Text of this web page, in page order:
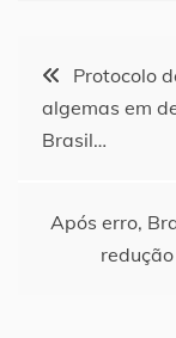
Navegação
de
Protocolo
algemas em
Brasil…
Após erro,